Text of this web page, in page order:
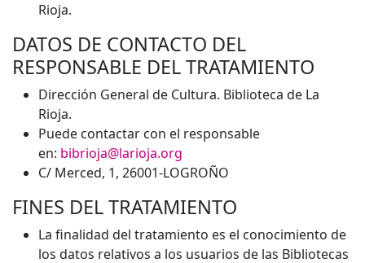
Rioja.
DATOS DE CONTACTO DEL
RESPONSABLE DEL TRATAMIENTO
Dirección General de Cultura. Biblioteca de La
Rioja.
Puede contactar con el responsable
en: bibrioja@larioja.org
C/ Merced, 1, 26001-LOGROÑO
FINES DEL TRATAMIENTO
La finalidad del tratamiento es el conocimiento de
los datos relativos a los usuarios de las Bibliotecas